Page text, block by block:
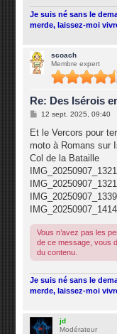
Je suis né sans le
merde, laissez-moi
scoach
Membre expert
Re: Des Isérois
M
s
a
g
12 sept. 2025, 09:40
Et le Vercors pour
moto à Romans sur
Col de la Bataille
Vous n’avez pas les
de ce message, vous
du contenu.
Je suis né sans le
merde, laissez-moi
jd
Modérateur